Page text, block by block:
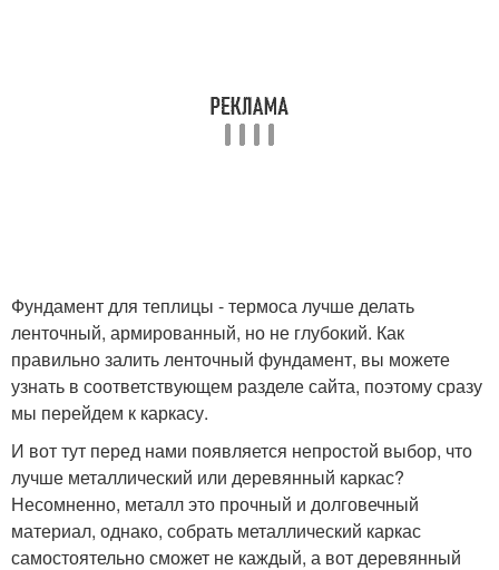
Фундамент для теплицы - термоса лучше делать
ленточный, армированный, но не глубокий. Как
правильно залить ленточный фундамент, вы можете
узнать в соответствующем разделе сайта, поэтому сразу
мы перейдем к каркасу.
И вот тут перед нами появляется непростой выбор, что
лучше металлический или деревянный каркас?
Несомненно, металл это прочный и долговечный
материал, однако, собрать металлический каркас
самостоятельно сможет не каждый, а вот деревянный